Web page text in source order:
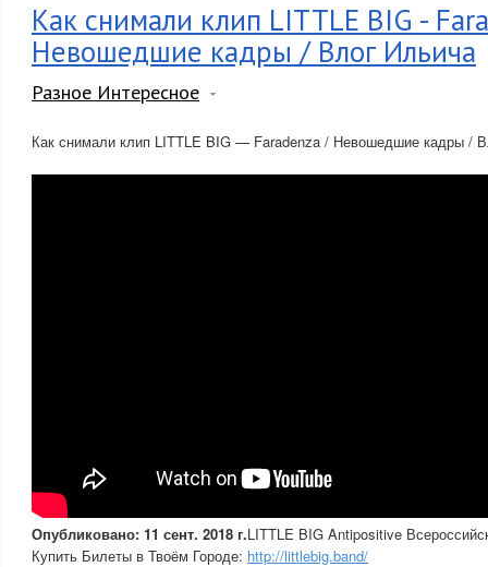
Как снимали клип LITTLE BIG -
Невошедшие кадры / Влог Ильича
Разное Интересное
Как снимали клип LITTLE BIG — Faradenza / Невошедшие кадры /
Опубликовано: 11 сент. 2018 г.LITTLE BIG Antipositive
Купить Билеты в Твоём Городе: http://littlebig.band/